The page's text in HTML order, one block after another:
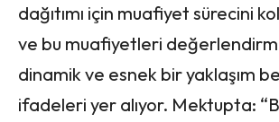
dağıtımı için muafiyet sürecini
ve bu muafiyetleri
dinamik ve esnek bir yaklaşım
ifadeleri yer alıyor. Mektupta: